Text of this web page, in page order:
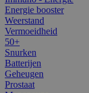
Energie booster
Weerstand
Vermoeidheid
50+
Snurken
Batterijen
Geheugen
Prostaat